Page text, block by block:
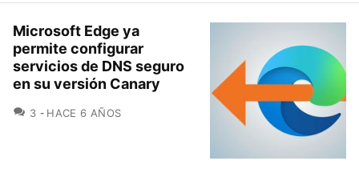
Microsoft Edge ya
permite configurar
servicios de DNS seguro
en su versión Canary
3 COMENTARIOS
HACE 6 AÑOS